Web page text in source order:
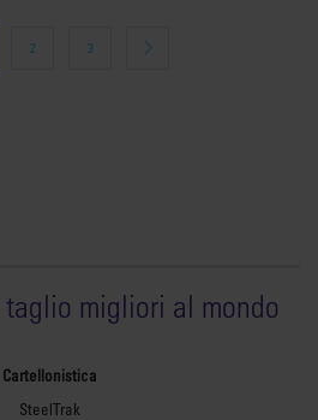
2 3
taglio migliori al mondo
Cartellonistica
SteelTrak